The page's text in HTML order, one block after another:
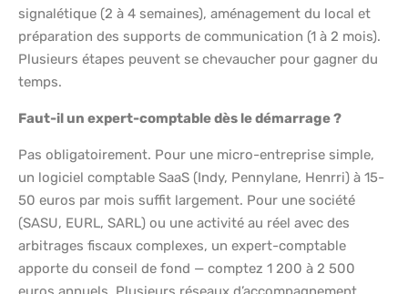
signalétique (2 à 4 semaines), aménagement du local et
préparation des supports de communication (1 à 2 mois).
Plusieurs étapes peuvent se chevaucher pour gagner du
temps.
Faut-il un expert-comptable dès le démarrage ?
Pas obligatoirement. Pour une micro-entreprise simple,
un logiciel comptable SaaS (Indy, Pennylane, Henrri) à 15-
50 euros par mois suffit largement. Pour une société
(SASU, EURL, SARL) ou une activité au réel avec des
arbitrages fiscaux complexes, un expert-comptable
apporte du conseil de fond — comptez 1 200 à 2 500